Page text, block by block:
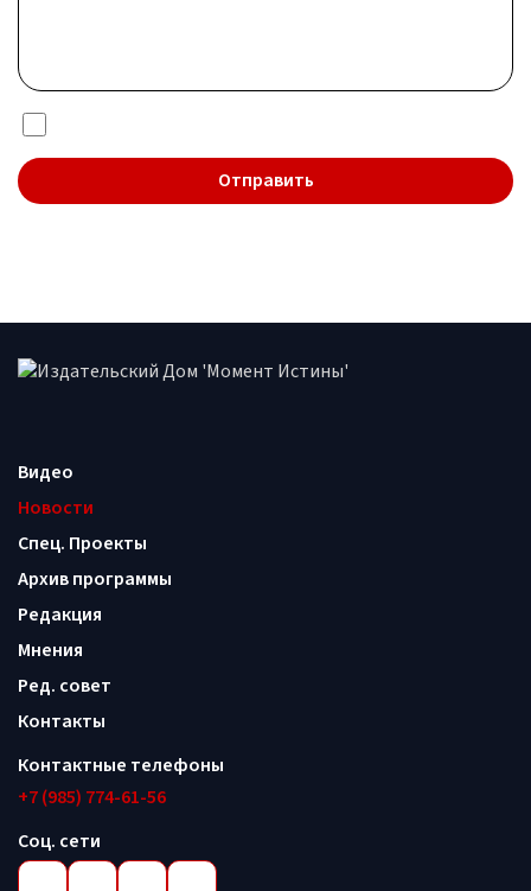
Видео
Новости
Спец. Проекты
Архив программы
Редакция
Мнения
Ред. совет
Контакты
Контактные телефоны
+7 (985) 774-61-56
Соц. сети